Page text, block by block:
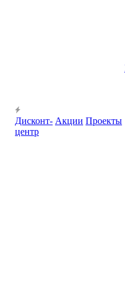
Дисконт-
центр
Акции Проекты